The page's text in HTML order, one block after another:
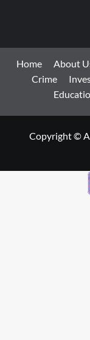
Home About
Crime
Copyright ©